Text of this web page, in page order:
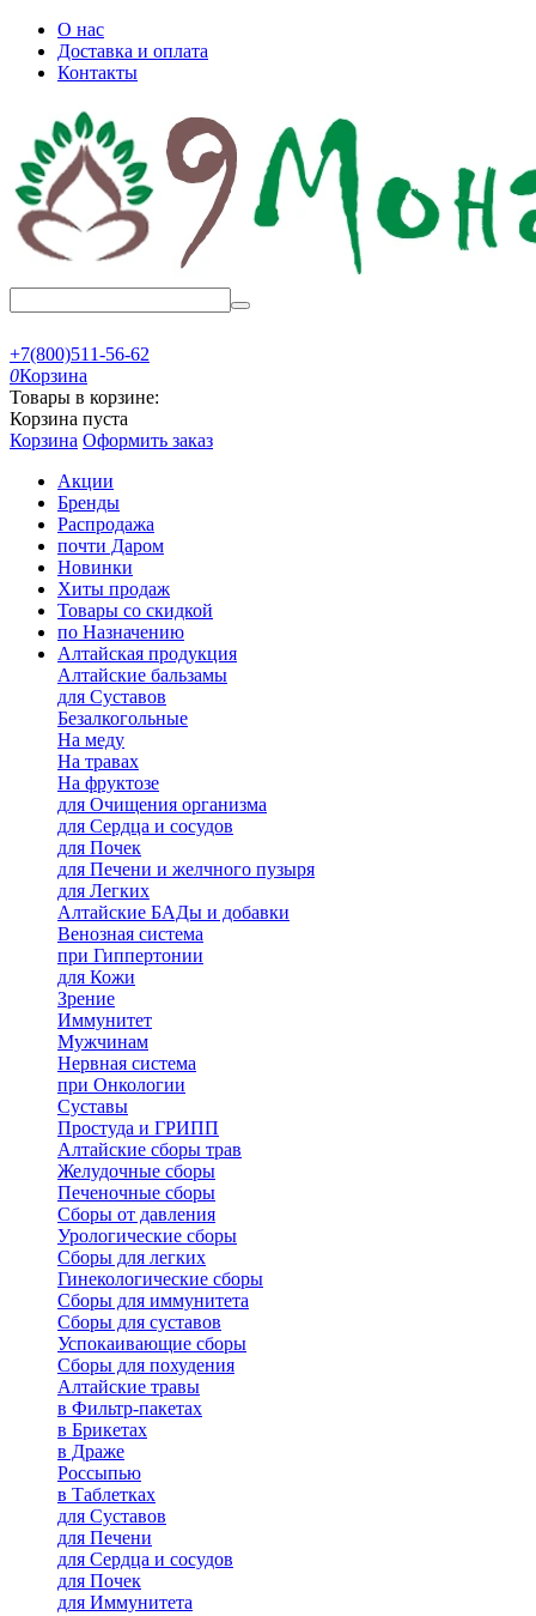
О нас
Доставка и оплата
Контакты
+7(800)511-56-62
0Корзина
Товары в корзине:
Корзина пуста
Корзина Оформить заказ
Акции
Бренды
Распродажа
почти Даром
Новинки
Хиты продаж
Товары со скидкой
по Назначению
Алтайская продукция
Алтайские бальзамы
для Суставов
Безалкогольные
На меду
На травах
На фруктозе
для Очищения организма
для Сердца и сосудов
для Почек
для Печени и желчного пузыря
для Легких
Алтайские БАДы и добавки
Венозная система
при Гиппертонии
для Кожи
Зрение
Иммунитет
Мужчинам
Нервная система
при Онкологии
Суставы
Простуда и ГРИПП
Алтайские сборы трав
Желудочные сборы
Печеночные сборы
Сборы от давления
Урологические сборы
Сборы для легких
Гинекологические сборы
Сборы для иммунитета
Сборы для суставов
Успокаивающие сборы
Сборы для похудения
Алтайские травы
в Фильтр-пакетах
в Брикетах
в Драже
Россыпью
в Таблетках
для Cуставов
для Печени
для Сердца и сосудов
для Почек
для Иммунитета